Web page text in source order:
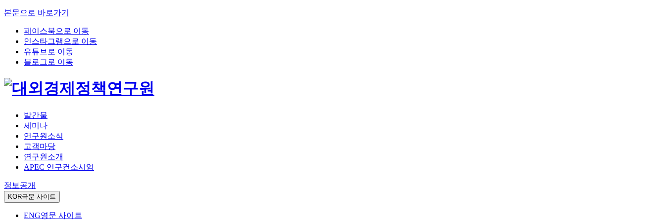
본문으로 바로가기
페이스북으로 이동
인스타그램으로 이동
유튜브로 이동
블로그로 이동
발간물
세미나
연구원소식
고객마당
연구원소개
APEC 연구컨소시엄
정보공개
KOR국문 사이트
ENG영문 사이트